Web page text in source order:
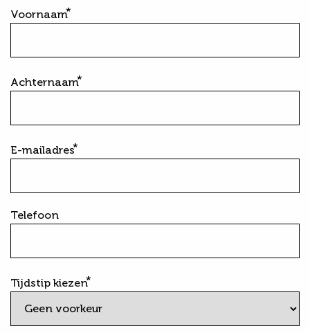
Voornaam
Achternaam
E-mailadres
Telefoon
Tijdstip kiezen